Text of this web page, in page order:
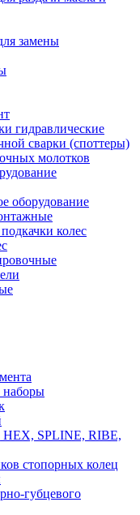
замены
гидравлические
сварки (споттеры)
молотков
оборудование
колес
наборы
SPLINE, RIBE,
стопорных колец
губцевого